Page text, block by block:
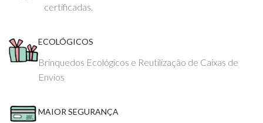
certificadas.
ECOLÓGICOS
Brinquedos Ecológicos e Reutilização de Caixas de
Envios
MAIOR SEGURANÇA